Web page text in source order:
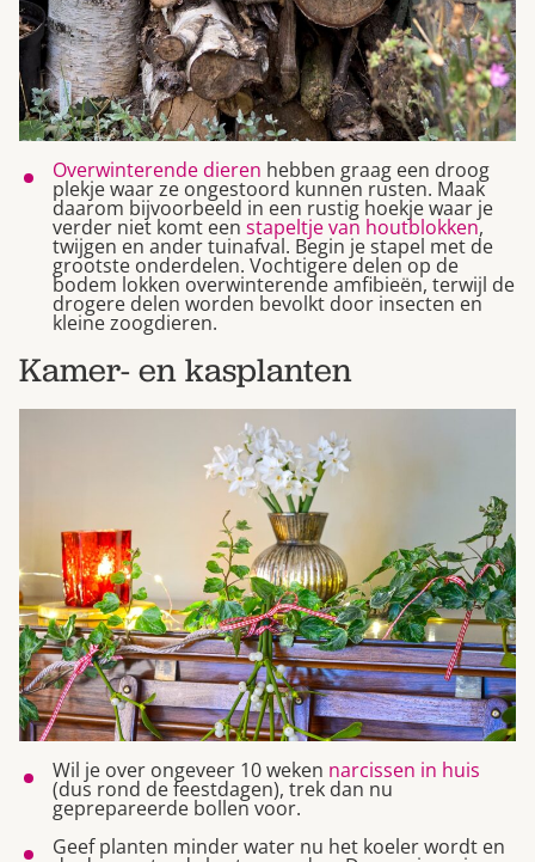
Overwinterende dieren hebben graag een droog
plekje waar ze ongestoord kunnen rusten. Maak
daarom bijvoorbeeld in een rustig hoekje waar je
verder niet komt een stapeltje van houtblokken,
twijgen en ander tuinafval. Begin je stapel met de
grootste onderdelen. Vochtigere delen op de
bodem lokken overwinterende amfibieën, terwijl de
drogere delen worden bevolkt door insecten en
kleine zoogdieren.
Kamer- en kasplanten
Wil je over ongeveer 10 weken narcissen in huis
(dus rond de feestdagen), trek dan nu
geprepareerde bollen voor.
Geef planten minder water nu het koeler wordt en